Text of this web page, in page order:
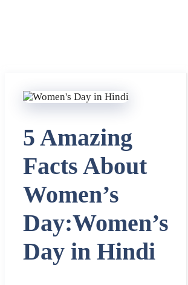
5 Amazing
Facts About
Women’s
Day:Women’s
Day in Hindi